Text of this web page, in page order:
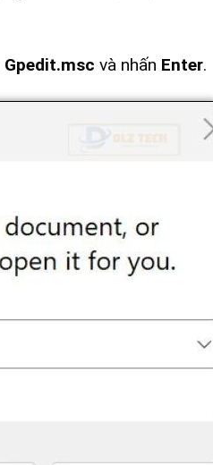
Gpedit.msc và nhấn Enter.